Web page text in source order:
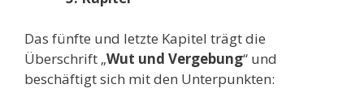
Das fünfte und letzte Kapitel trägt die
Überschrift „Wut und Vergebung“ und
beschäftigt sich mit den Unterpunkten: